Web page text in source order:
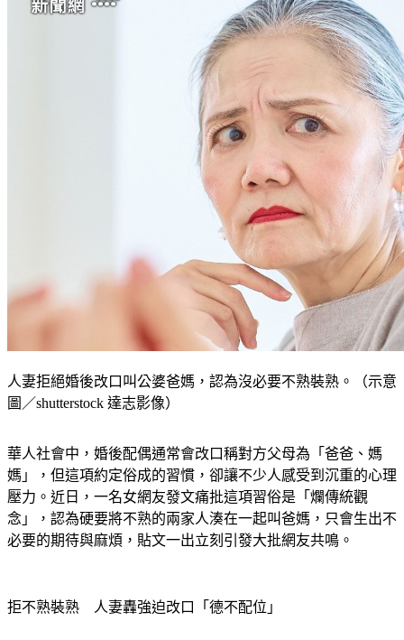
人妻拒絕婚後改口叫公婆爸媽，認為沒必要不熟裝熟。（示意
圖／shutterstock 達志影像）
華人社會中，婚後配偶通常會改口稱對方父母為「爸爸、媽
媽」，但這項約定俗成的習慣，卻讓不少人感受到沉重的心理
壓力。近日，一名女網友發文痛批這項習俗是「爛傳統觀
念」，認為硬要將不熟的兩家人湊在一起叫爸媽，只會生出不
必要的期待與麻煩，貼文一出立刻引發大批網友共鳴。
拒不熟裝熟　人妻轟強迫改口「德不配位」